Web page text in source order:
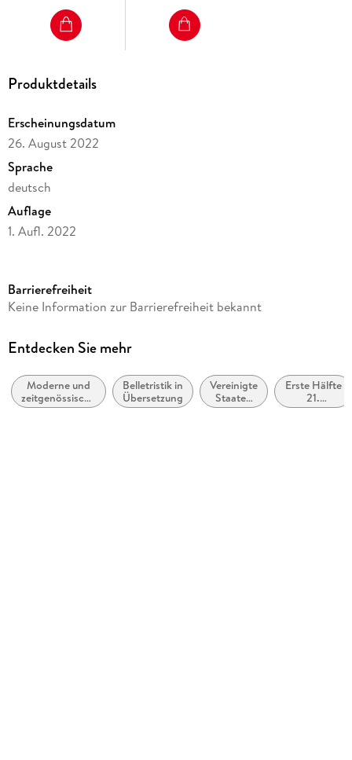
Produktdetails
Erscheinungsdatum
26. August 2022
Sprache
deutsch
Auflage
1. Aufl. 2022
Dateigröße
Laufzeit
Altersempfehlung
ab 16 Jahre
Barrierefreiheit
Keine Information zur Barrierefreiheit bekannt
Entdecken Sie mehr
Moderne und
zeitgenössische
Liebesromane
Belletristik in
Übersetzung
Vereinigte
Staaten
von
Erste Hälfte
21.
Jahrhundert